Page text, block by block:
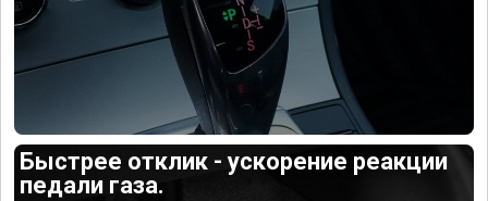
Быстрее отклик - ускорение реакции
педали газа.